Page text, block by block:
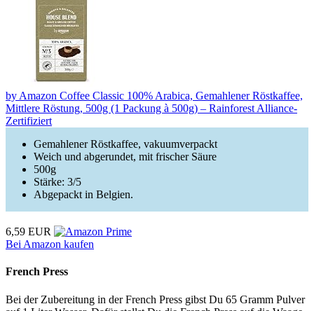
by Amazon Coffee Classic 100% Arabica, Gemahlener Röstkaffee,
Mittlere Röstung, 500g (1 Packung à 500g) – Rainforest Alliance-
Zertifiziert
Gemahlener Röstkaffee, vakuumverpackt
Weich und abgerundet, mit frischer Säure
500g
Stärke: 3/5
Abgepackt in Belgien.
6,59 EUR
Bei Amazon kaufen
French Press
Bei der Zubereitung in der French Press gibst Du 65 Gramm Pulver